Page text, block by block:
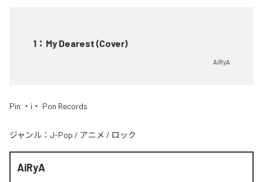
1 ： My Dearest (Cover)
AiRyA
Pin ・i・ Pon Records
ジャンル： J-Pop / アニメ / ロック
AiRyA